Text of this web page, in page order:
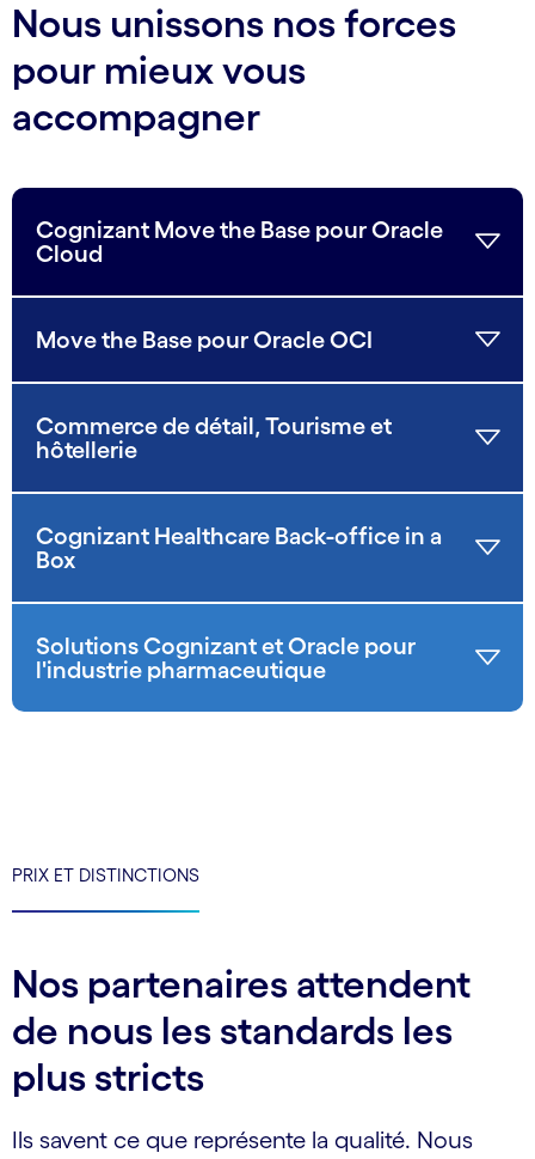
Nous unissons nos forces
pour mieux vous
accompagner
Cognizant Move the Base pour Oracle
Cloud
Move the Base pour Oracle OCI
Commerce de détail, Tourisme et
hôtellerie
Cognizant Healthcare Back-office in a
Box
Solutions Cognizant et Oracle pour
l'industrie pharmaceutique
PRIX ET DISTINCTIONS
Nos partenaires attendent
de nous les standards les
plus stricts
Ils savent ce que représente la qualité. Nous